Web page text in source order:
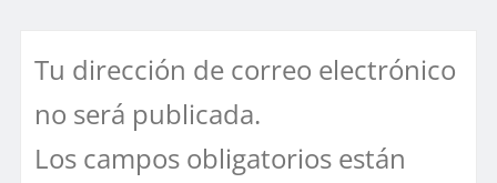
Tu dirección de correo electrónico
no será publicada.
Los campos obligatorios están